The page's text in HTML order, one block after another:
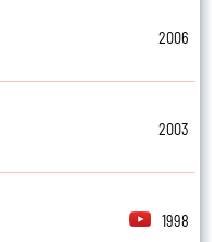
2006
2003
1998